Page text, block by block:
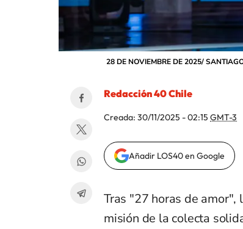
28 DE NOVIEMBRE DE 2025/
Redacción 40 Chile
Creada: 30/11/2025 - 02:15 GMT-3
Añadir LOS40 en Google
Tras "27 horas de amor",
misión de la colecta